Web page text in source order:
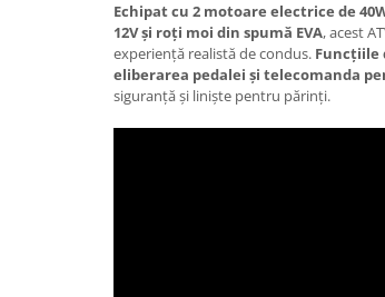
Echipat cu 2 motoare electrice de
12V și roți moi din spumă EVA, acest
experiență realistă de condus. Funcțiile
eliberarea pedalei și telecomanda
siguranță și liniște pentru părinți.